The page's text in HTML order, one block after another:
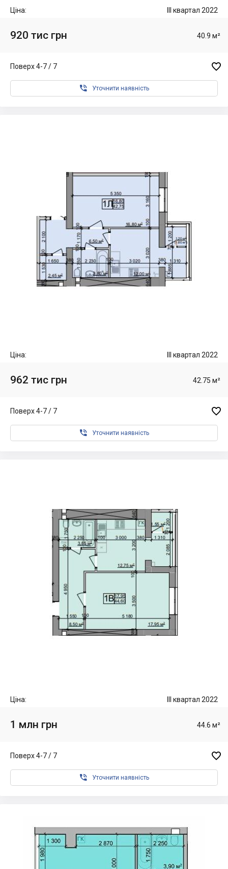
Ціна: III квартал 2022
920 тис грн 40.9 м²
Поверх 4-7 / 7 
 Уточнити наявність
Ціна: III квартал 2022
962 тис грн 42.75 м²
Поверх 4-7 / 7 
 Уточнити наявність
Ціна: III квартал 2022
1 млн грн 44.6 м²
Поверх 4-7 / 7 
 Уточнити наявність